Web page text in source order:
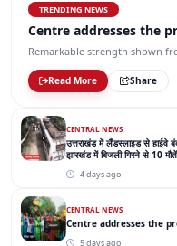
TRENDING NEWS
Remarkable strength shown
Read More Share
CENTRAL NEWS
उत्तराखंड में लैंडस्लाइड से हाईवे
झारखंड में बिजली गिरने से 10 मौतें
4 days ago
CENTRAL NEWS
5 days ago